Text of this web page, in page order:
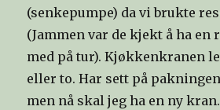
(senkepumpe) da vi brukte
(Jammen var de kjekt å ha en
med på tur). Kjøkkenkranen
eller to. Har sett på
men nå skal jeg ha en ny